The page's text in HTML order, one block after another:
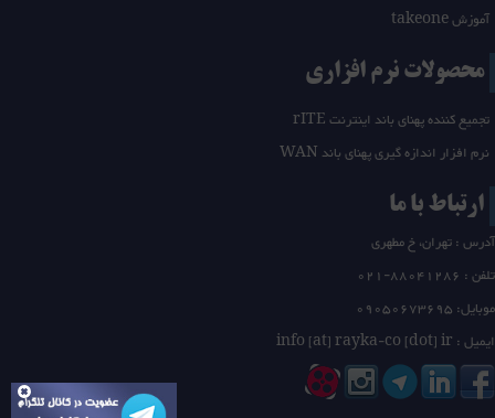
IPV6 تعداد مقالات: 12
CEF Switching
متفرقه تعداد مقالات: 3
مسیریابی پیشرفته
redistribution
لایه های شبکه تعداد مقالات: 6
آموزش takeone
محصولات نرم افزاری
تجمیع کننده پهنای باند اینترنت rITE
نرم افزار اندازه گیری پهنای باند WAN
ارتباط با ما
آدرس : تهران، خ مطهری
تلفن : 21-88041286
0
موبایل: 09050673695
ایمیل : info [at] rayka-co [dot] ir